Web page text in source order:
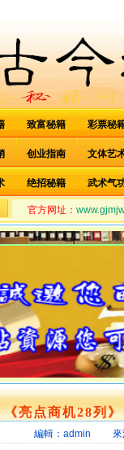
致富秘籍 彩票秘
创业指南 文体艺
绝招秘籍 武术气
官方网址：
《亮点商机28列》
輯：admin 來源